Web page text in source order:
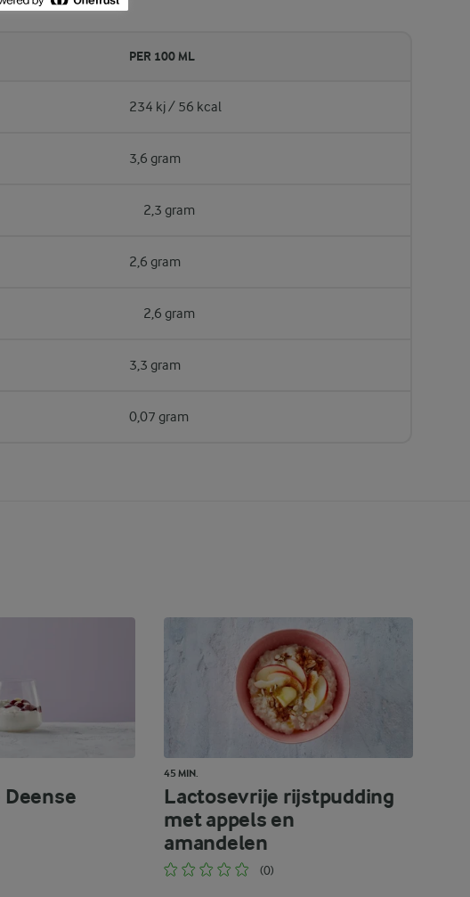
PER 100 ML
234 kj / 56 kcal
3,6 gram
2,3 gram
2,6 gram
2,6 gram
3,3 gram
0,07 gram
45 MIN.
Lactosevrije rijstpudding
met appels en
amandelen
(0)